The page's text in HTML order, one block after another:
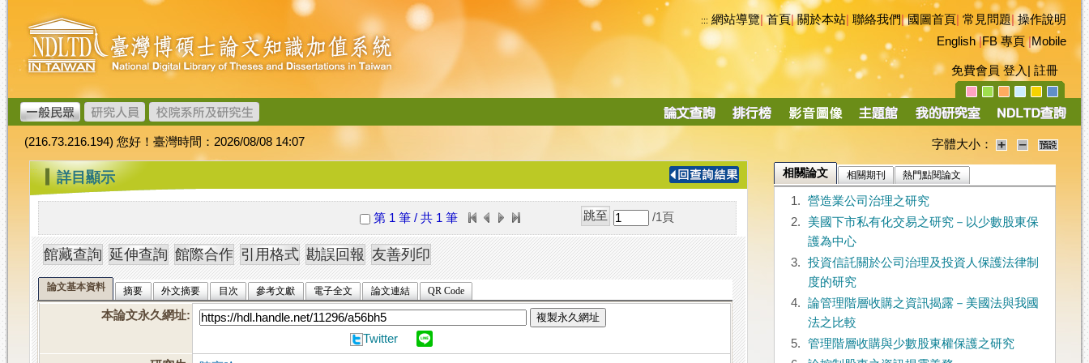
跳
到
主
要
內
容
臺
灣
博
碩
士
論
文
加
值
系
統
::: 網站導覽|首頁|關於本站 聯絡我們|國圖首頁 常見問題|操作說明
English|FB 專頁|Mobile
免費會員 登入 註冊
導
(216.73.216.194) 您好！臺灣時間：2026/08/08 14:07 字體大小：
::: 詳目顯示
第 1 筆 / 共 1 筆 /1 頁
論文基本資料 摘要 外文摘要 目次 參考文獻 電子全文 論文連結 QR Code
本論文永久網址: 複製永久網址
Twitter
相關論文 相關期刊 熱門點閱論文
1.
營造業公司治理之研究
2.
美國下市私有化交易之研究－以少數股東保
護為中心
3.
投資信託關於公司治理及投資人保護法律制
度的研究
4.
論管理階層收購之資訊揭露－美國法與我國
法之比較
5.
管理階層收購與少數股東權保護之研究